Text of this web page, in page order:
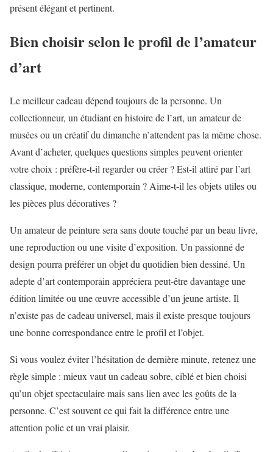
présent élégant et pertinent.
Bien choisir selon le profil de l’amateur
d’art
Le meilleur cadeau dépend toujours de la personne. Un
collectionneur, un étudiant en histoire de l’art, un amateur de
musées ou un créatif du dimanche n’attendent pas la même chose.
Avant d’acheter, quelques questions simples peuvent orienter
votre choix : préfère-t-il regarder ou créer ? Est-il attiré par l’art
classique, moderne, contemporain ? Aime-t-il les objets utiles ou
les pièces plus décoratives ?
Un amateur de peinture sera sans doute touché par un beau livre,
une reproduction ou une visite d’exposition. Un passionné de
design pourra préférer un objet du quotidien bien dessiné. Un
adepte d’art contemporain appréciera peut-être davantage une
édition limitée ou une œuvre accessible d’un jeune artiste. Il
n’existe pas de cadeau universel, mais il existe presque toujours
une bonne correspondance entre le profil et l’objet.
Si vous voulez éviter l’hésitation de dernière minute, retenez une
règle simple : mieux vaut un cadeau sobre, ciblé et bien choisi
qu’un objet spectaculaire mais sans lien avec les goûts de la
personne. C’est souvent ce qui fait la différence entre une
attention polie et un vrai plaisir.